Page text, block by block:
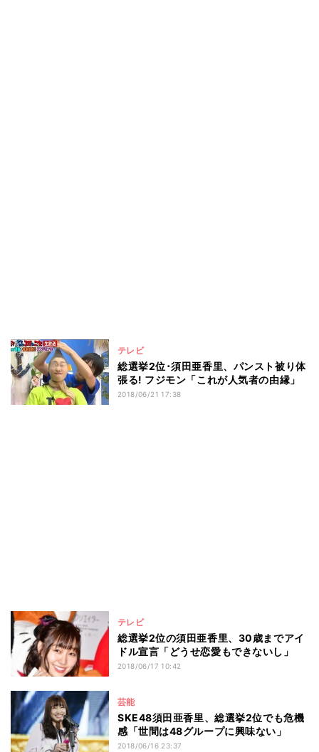
テレビ
総選挙2位･須田亜香里、パンスト被り体
張る! フジモン「これが人気者の由縁」
2018/06/21 17:38
テレビ
総選挙2位の須田亜香里、30歳までアイ
ドル宣言「どうせ恋愛もできないし」
2018/06/17 10:42
芸能
SKE48須田亜香里、総選挙2位でも危機
感「世間は48グループに興味ない」
2018/06/16 23:37